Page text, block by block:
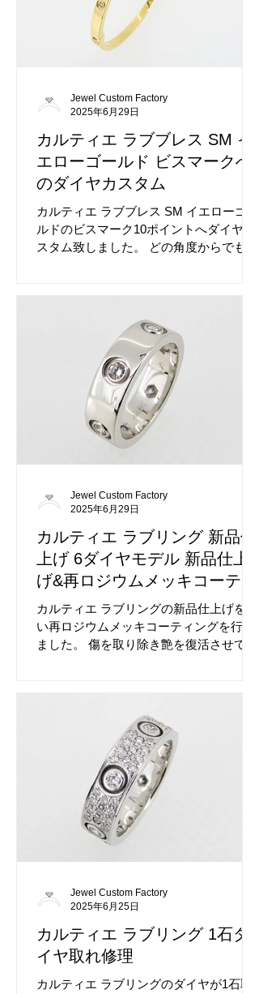
ダイヤの有無で全くの別物です。 大変ダ
イヤが映えるモデルでございます。 素材
問わず同一価格です、ダイヤのグレード
カルティエ ラブブレス SM イ
エローゴールド ビスマークへ
のダイヤカスタム
カルティエ ラブブレス SM イエローゴー
ルドのビスマーク10ポイントへダイヤカ
スタム致しました。 どの角度からでもダ
い。 お品物に適した加工を行います。 仕
上げに磨き上げも行いますので綺麗な状
態で納品いたします。 ダイヤカスタム前
のカルティエ ラブブレス SM イエローゴ
ールドです。 やはりダイヤの有無でガラ
リと雰囲気が違いますね。 カルティエの
カスタムは経験豊富なジュエルカスタム
ファクトリーにお任せください。
Jewel Custom Factory
2025年6月29日
カルティエ ラブリング 新品仕
上げ 6ダイヤモデル 新品仕上
げ&再ロジウムメッキコーティ
ング
カルティエ ラブリングの新品仕上げを行
い再ロジウムメッキコーティングを行い
ました。 傷を取り除き艶を復活させてお
します。 メッキを保護するコーティング
も行っております、お薦めです。 加工前
のカルティエ ラブリングです。 元のデザ
インを崩さずに磨きます。 メッキも薄く
なり下地が見えておりました。 お品物の
魅力も薄れてしまいます。 素材に関わら
ず承ります。 カルティエの加工はお任せ
ください。
Jewel Custom Factory
2025年6月29日
カルティエ ラブリング 1石ダ
イヤ取れ修理
カルティエ ラブリングのダイヤが1石取
Jewel Custom Factory
2025年6月25日